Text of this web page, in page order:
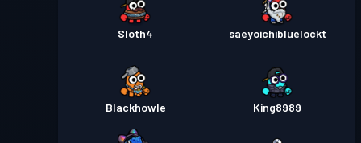
Sloth4 saeyoichibluelockt
Blackhowle King8989